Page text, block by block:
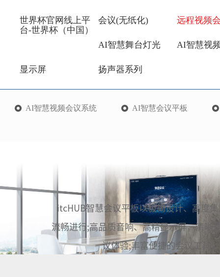
世界杯官网线上平
台-世界杯（中国）
会议(无纸化) 远程视频
AI智慧舞台灯光 AI智慧视
显示屏 扬声器系列
AI智慧视频会议系统 AI智慧会议平板
itcHUB智慧会议平板以极简设计、高度
流畅进行;高品质音响、高精显示屏，清晰
议体验;丰富便捷的会议工具